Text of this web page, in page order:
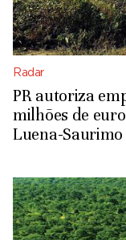
Radar
PR autoriza
milhões de
Luena-Saurimo